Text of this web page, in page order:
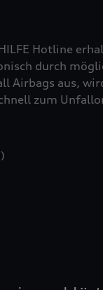
Hotline
durch
Airbags aus,
zum